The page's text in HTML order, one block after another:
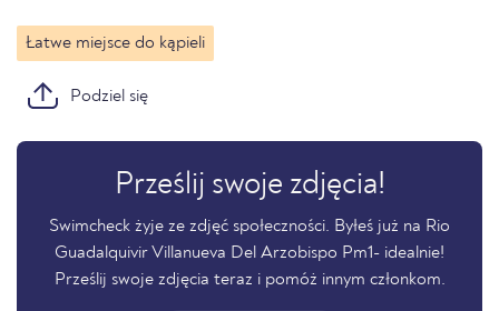
Łatwe miejsce do kąpieli
Podziel się
Prześlij swoje zdjęcia!
Swimcheck żyje ze zdjęć społeczności. Byłeś już na Rio
Guadalquivir Villanueva Del Arzobispo Pm1- idealnie!
Prześlij swoje zdjęcia teraz i pomóż innym członkom.